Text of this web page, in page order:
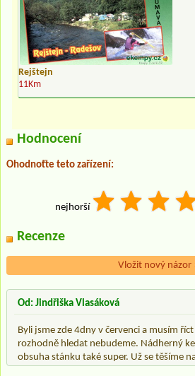
Rejštejn
11Km
Hodnocení
Ohodnoťte teto zařízení:
nejhorší
Recenze
Vložit nový názor
Od: Jindřiška Vlasáková
Byli jsme zde 4dny v červenci a musím
rozhodně hledat nebudeme. Nádherný
obsuha stánku také super. Už se těšíme